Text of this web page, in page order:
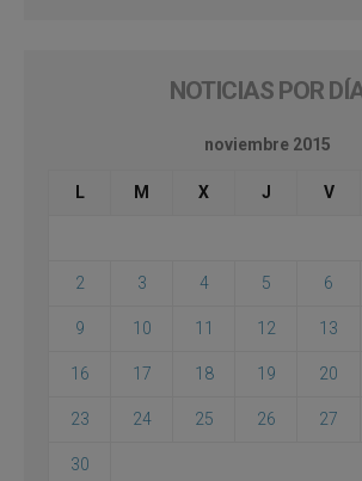
NOTICIAS POR
noviembre 2015
L M X J V
2 3 4 5 6
9 10 11 12 13
16 17 18 19 20
23 24 25 26 27
30